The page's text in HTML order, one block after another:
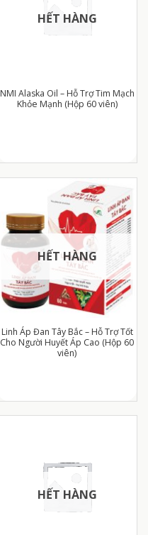
HẾT HÀNG
NMI Alaska Oil – Hỗ Trợ Tim Mạch
Khỏe Mạnh (Hộp 60 viên)
HẾT HÀNG
Linh Áp Đan Tây Bắc – Hỗ Trợ Tốt
Cho Người Huyết Áp Cao (Hộp 60
viên)
HẾT HÀNG